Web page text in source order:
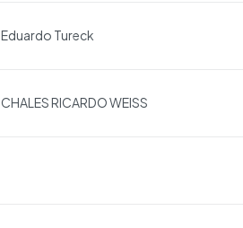
Eduardo Tureck
CHALES RICARDO WEISS